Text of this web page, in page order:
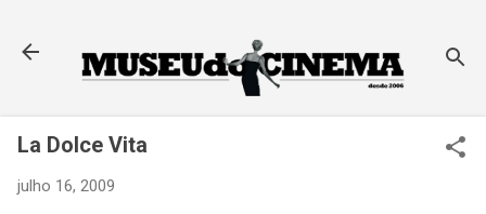
La Dolce Vita
julho 16, 2009